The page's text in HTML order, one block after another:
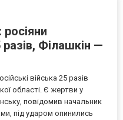
Філашкін —
війська 25 разів
області. Є жертви у
повідомив начальник
під ударом опинились